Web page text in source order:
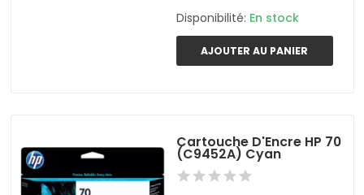
Disponibilité: En stock
AJOUTER AU PANIER
Cartouche D'Encre HP 70
(C9452A) Cyan